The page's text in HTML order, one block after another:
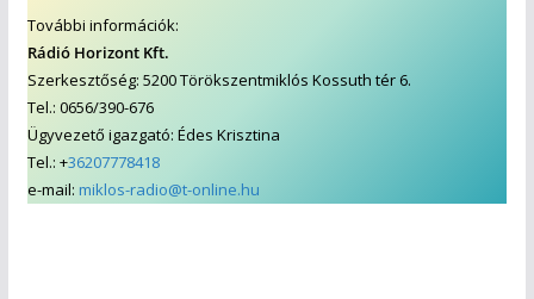
További információk:
Rádió Horizont Kft.
Szerkesztőség: 5200 Törökszentmiklós Kossuth tér 6.
Tel.: 0656/390-676
Ügyvezető igazgató: Édes Krisztina
Tel.: +36207778418
e-mail: miklos-radio@t-online.hu